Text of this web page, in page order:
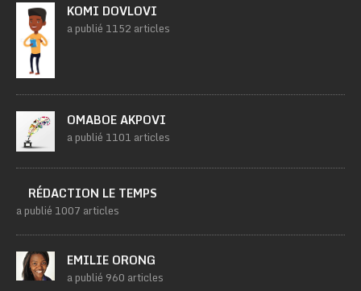
KOMI DOVLOVI
a publié 1152 articles
OMABOE AKPOVI
a publié 1101 articles
RÉDACTION LE TEMPS
a publié 1007 articles
EMILIE ORONG
a publié 960 articles